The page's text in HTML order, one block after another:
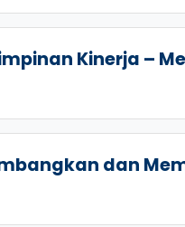
Kinerja –
dan